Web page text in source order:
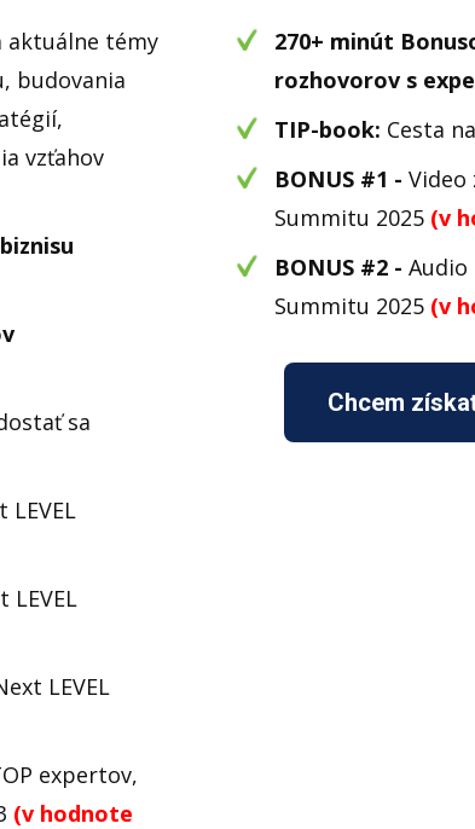
témy
budovania
vzťahov
sa
LEVEL
LEVEL
LEVEL
expertov,
(v hodnote
270+ minút
rozhovorov s
TIP-book: Cesta
BONUS #1 -Video
Summitu 2025 (v
BONUS #2 - Audio
Summitu 2025 (v
Chcem